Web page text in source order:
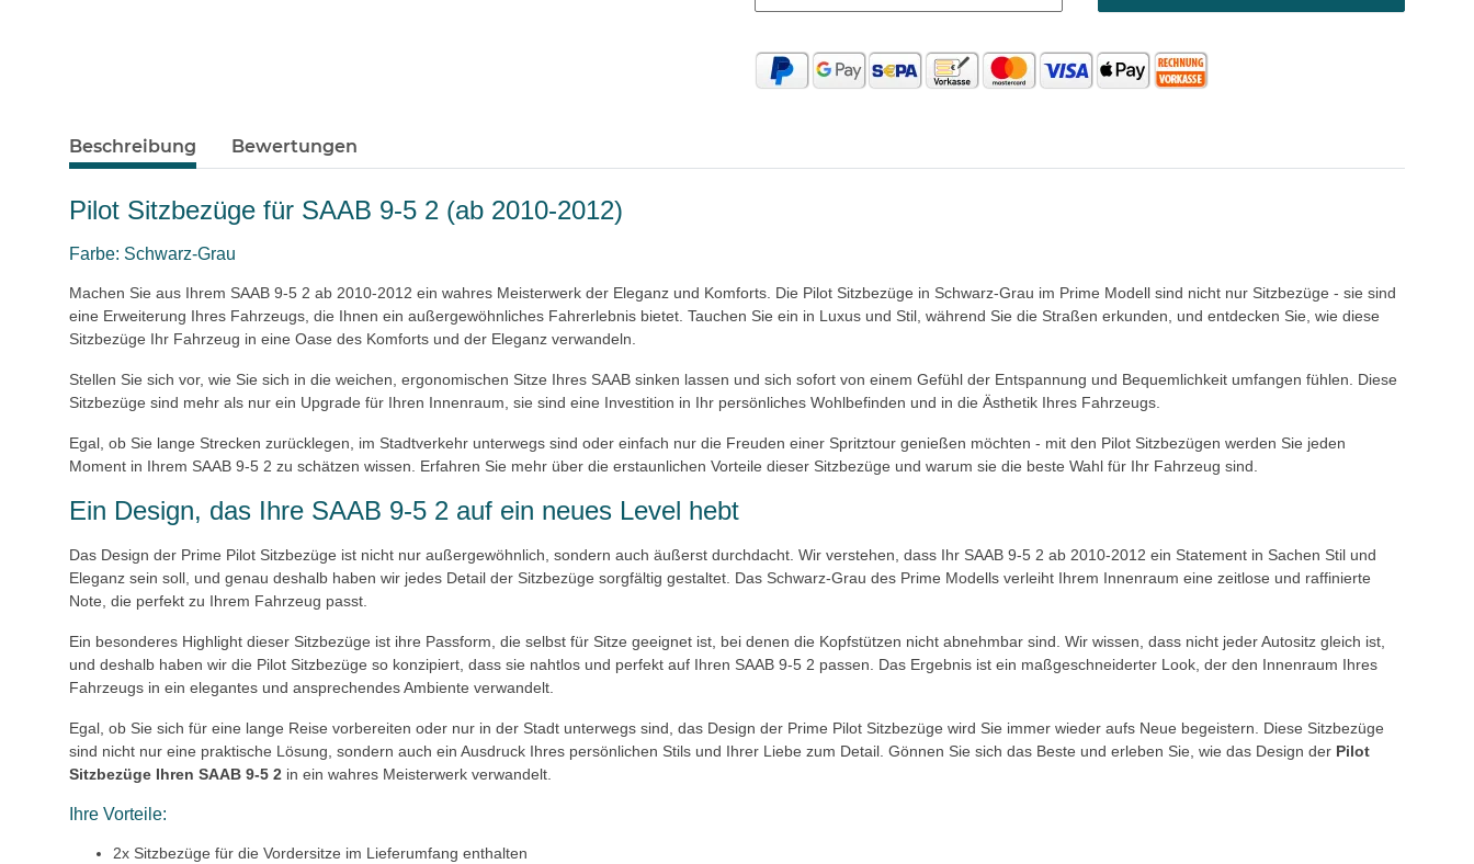
Beschreibung Bewertungen
Pilot Sitzbezüge für SAAB 9-5 2 (ab 2010-2012)
Farbe: Schwarz-Grau
Machen Sie aus Ihrem SAAB 9-5 2 ab 2010-2012 ein wahres Meisterwerk der Eleganz und Komforts. Die Pilot Sitzbezüge in Schwarz-Grau im Prime Modell sind nicht nur Sitzbezüge - sie sind
eine Erweiterung Ihres Fahrzeugs, die Ihnen ein außergewöhnliches Fahrerlebnis bietet. Tauchen Sie ein in Luxus und Stil, während Sie die Straßen erkunden, und entdecken Sie, wie diese
Sitzbezüge Ihr Fahrzeug in eine Oase des Komforts und der Eleganz verwandeln.
Stellen Sie sich vor, wie Sie sich in die weichen, ergonomischen Sitze Ihres SAAB sinken lassen und sich sofort von einem Gefühl der Entspannung und Bequemlichkeit umfangen fühlen. Diese
Sitzbezüge sind mehr als nur ein Upgrade für Ihren Innenraum, sie sind eine Investition in Ihr persönliches Wohlbefinden und in die Ästhetik Ihres Fahrzeugs.
Egal, ob Sie lange Strecken zurücklegen, im Stadtverkehr unterwegs sind oder einfach nur die Freuden einer Spritztour genießen möchten - mit den Pilot Sitzbezügen werden Sie jeden
Moment in Ihrem SAAB 9-5 2 zu schätzen wissen. Erfahren Sie mehr über die erstaunlichen Vorteile dieser Sitzbezüge und warum sie die beste Wahl für Ihr Fahrzeug sind.
Ein Design, das Ihre SAAB 9-5 2 auf ein neues Level hebt
Das Design der Prime Pilot Sitzbezüge ist nicht nur außergewöhnlich, sondern auch äußerst durchdacht. Wir verstehen, dass Ihr SAAB 9-5 2 ab 2010-2012 ein Statement in Sachen Stil und
Eleganz sein soll, und genau deshalb haben wir jedes Detail der Sitzbezüge sorgfältig gestaltet. Das Schwarz-Grau des Prime Modells verleiht Ihrem Innenraum eine zeitlose und raffinierte
Note, die perfekt zu Ihrem Fahrzeug passt.
Ein besonderes Highlight dieser Sitzbezüge ist ihre Passform, die selbst für Sitze geeignet ist, bei denen die Kopfstützen nicht abnehmbar sind. Wir wissen, dass nicht jeder Autositz gleich ist,
und deshalb haben wir die Pilot Sitzbezüge so konzipiert, dass sie nahtlos und perfekt auf Ihren SAAB 9-5 2 passen. Das Ergebnis ist ein maßgeschneiderter Look, der den Innenraum Ihres
Fahrzeugs in ein elegantes und ansprechendes Ambiente verwandelt.
Egal, ob Sie sich für eine lange Reise vorbereiten oder nur in der Stadt unterwegs sind, das Design der Prime Pilot Sitzbezüge wird Sie immer wieder aufs Neue begeistern. Diese Sitzbezüge
sind nicht nur eine praktische Lösung, sondern auch ein Ausdruck Ihres persönlichen Stils und Ihrer Liebe zum Detail. Gönnen Sie sich das Beste und erleben Sie, wie das Design der Pilot
Sitzbezüge Ihren SAAB 9-5 2 in ein wahres Meisterwerk verwandelt.
Ihre Vorteile:
2x Sitzbezüge für die Vordersitze im Lieferumfang enthalten